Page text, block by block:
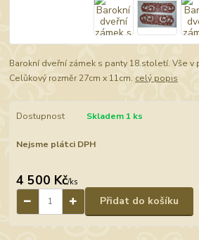
Barokní dveřní zámek s panty 18.století. Vše v
Celůkový rozměr 27cm x 11cm. celý popis
Dostupnost Skladem 1 ks
Nejsme plátci DPH
4 500 Kč/ks
Přidat do košíku